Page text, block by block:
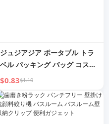
ジュジアジア ポータブル トラ
ベル パッキング バッグ コスメ
ティック 洗顔料 使い捨て スキ
ンケア リキッド スーツ トラベ
ルストレージ ボトル
$0.83$1.10